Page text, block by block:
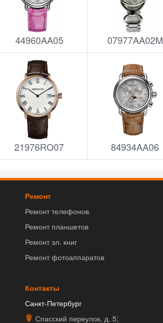
44960AA05 07977AA02M
21976RO07 84934AA06
Ремонт
Ремонт телефонов
Ремонт планшетов
Ремонт эл. книг
Ремонт фотоаппаратов
Контакты
Санкт-Петербург
Спасский переулок, д. 5;